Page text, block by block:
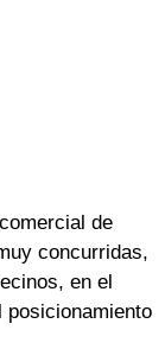
de
concurridas,
en el
posicionamiento